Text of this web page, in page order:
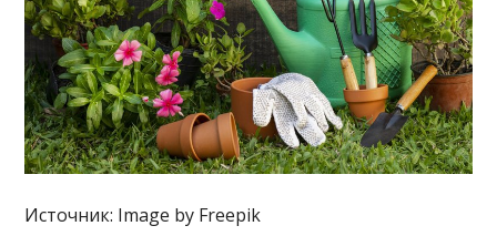
Источник: Image by Freepik